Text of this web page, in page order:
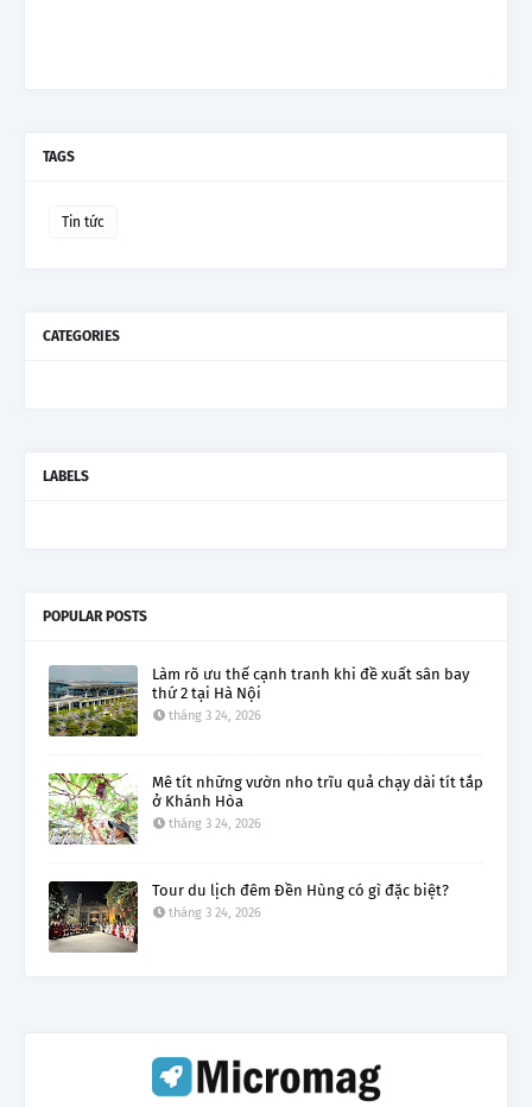
TAGS
Tin tức
CATEGORIES
LABELS
POPULAR POSTS
Làm rõ ưu thế cạnh tranh khi đề xuất sân bay
thứ 2 tại Hà Nội
tháng 3 24, 2026
Mê tít những vườn nho trĩu quả chạy dài tít tắp
ở Khánh Hòa
tháng 3 24, 2026
Tour du lịch đêm Đền Hùng có gì đặc biệt?
tháng 3 24, 2026